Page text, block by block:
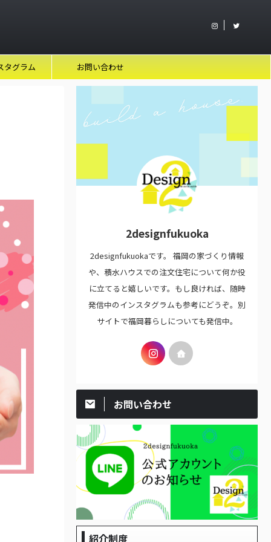
タグラム お問い合わせ
2designfukuoka
2designfukuokaです。 福岡の家づくり情報
や、積水ハウスでの注文住宅について何か役
に立てると嬉しいです。もし良ければ、随時
発信中のインスタグラムも参考にどうぞ。別
サイトで福岡暮らしについても発信中。
お問い合わせ
紹介制度